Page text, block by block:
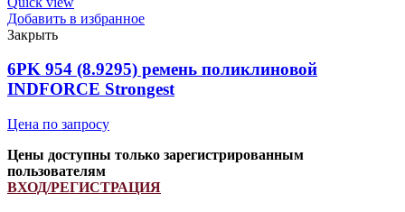
ремень
поликлиновой
INDFORCE
Strongest
Добавить в избранное
Закрыть
6PK 954 (8.9295) ремень поликлиновой
INDFORCE Strongest
Цена по запросу
Цены доступны только зарегистрированным
пользователям
ВХОД/РЕГИСТРАЦИЯ